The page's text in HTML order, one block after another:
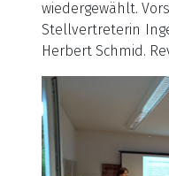
wiedergewählt.
Stellvertreterin
Herbert Schmid.